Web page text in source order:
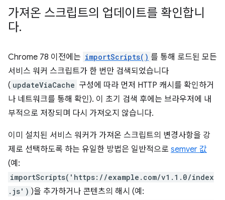
가져온 스크립트의 업데이트를 확인합니
다.
Chrome 78 이전에는 importScripts() 를 통해 로드된 모든
서비스 워커 스크립트가 한 번만 검색되었습니다
( updateViaCache 구성에 따라 먼저 HTTP 캐시를 확인하거
나 네트워크를 통해 확인). 이 초기 검색 후에는 브라우저에 내
부적으로 저장되며 다시 가져오지 않습니다.
이미 설치된 서비스 워커가 가져온 스크립트의 변경사항을 강
제로 선택하도록 하는 유일한 방법은 일반적으로 semver 값
(예:
importScripts('https://example.com/v1.1.0/index
.js') )을 추가하거나 콘텐츠의 해시 (예: